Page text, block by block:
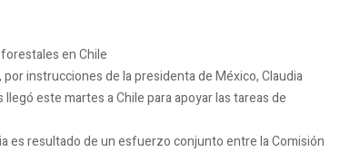
en Chile
instrucciones de la presidenta de México, Claudia
este martes a Chile para apoyar las tareas de
es resultado de un esfuerzo conjunto entre la Comisión